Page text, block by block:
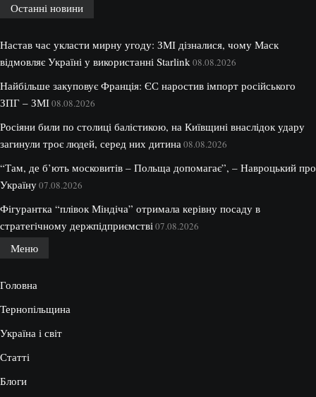
Останні новини
Настав час укласти мирну угоду: ЗМІ дізналися, чому Маск
відмовляє Україні у використанні Starlink08.08.2026
Найбільше закуповує Франція: ЄС наростив імпорт російського
ЗПГ – ЗМІ08.08.2026
Росіяни били по столиці балістикою, на Київщині внаслідок удару
загинули троє людей, серед них дитина08.08.2026
“Там, де б’ють московитів – Польща допомагає”, – Навроцький про
Україну07.08.2026
Фігурантка “плівок Міндіча” отримала керівну посаду в
стратегічному держпідприємстві07.08.2026
Меню
Головна
Тернопільщина
Україна і світ
Статті
Блоги